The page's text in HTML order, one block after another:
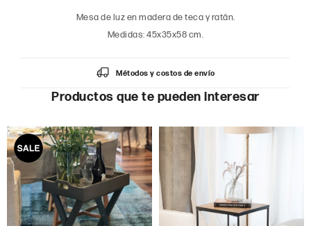
Mesa de luz en madera de teca y ratán.
Medidas: 45x35x58 cm.
Métodos y costos de envío
Productos que te pueden interesar